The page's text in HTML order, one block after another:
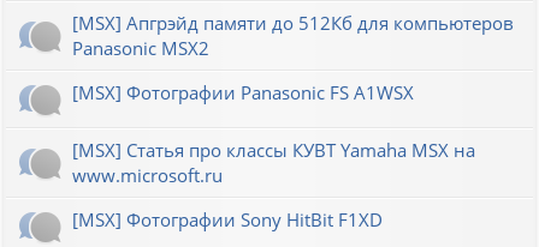
[MSX] Апгрэйд памяти до 512Кб для компьютеров
Panasonic MSX2
[MSX] Фотографии Panasonic FS A1WSX
[MSX] Статья про классы КУВТ Yamaha MSX на
www.microsoft.ru
[MSX] Фотографии Sony HitBit F1XD